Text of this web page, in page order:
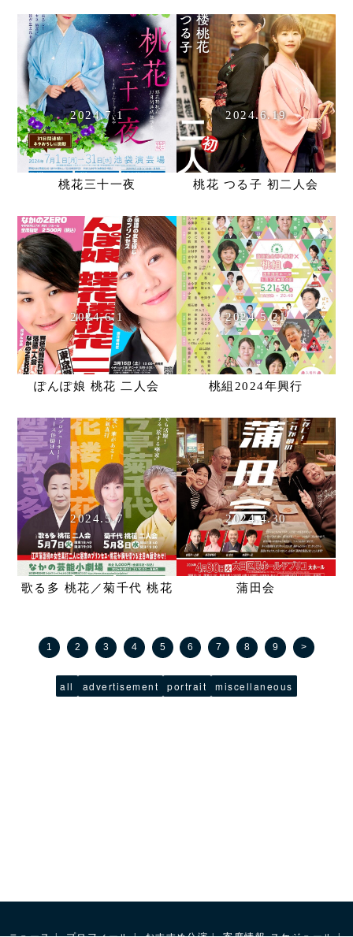
桃花三十一夜
2024.7.1
桃花 つる子 初二人会
2024.6.19
ぽんぽ娘 桃花 二人会
2024.6.1
桃組2024年興行
2024.5.21
歌る多 桃花／菊千代 桃花
2024.5.7
蒲田会
2024.4.30
1 2 3 4 5 6 7 8 9 >
all advertisement portrait miscellaneous